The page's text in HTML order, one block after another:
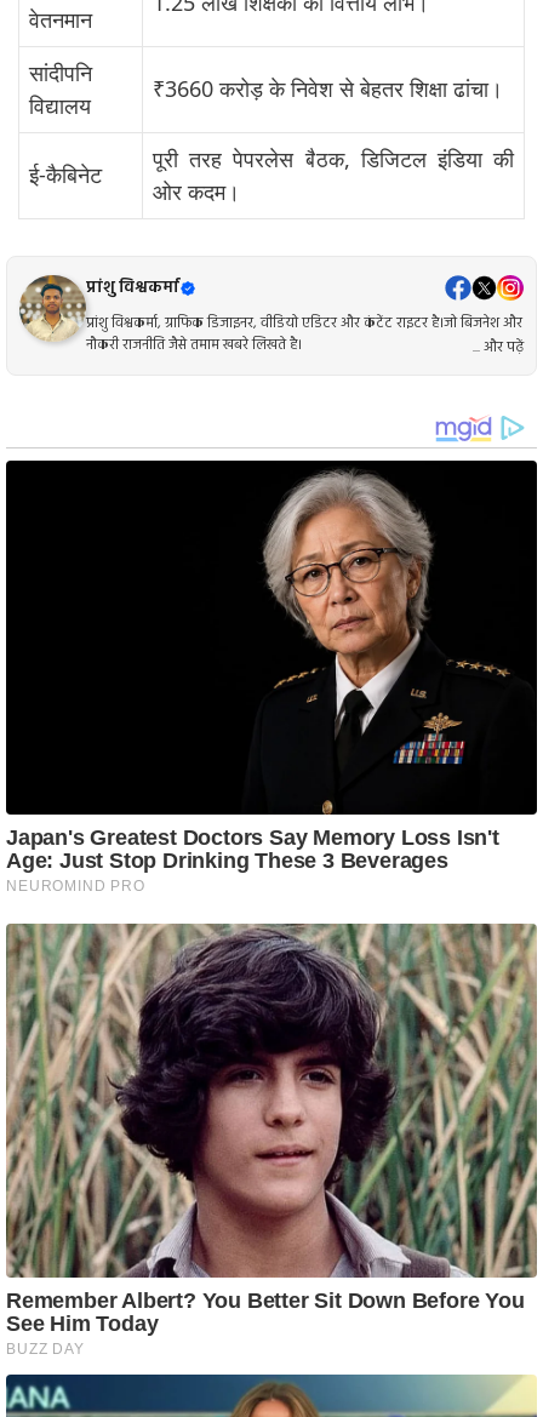
वेतनमान
सांदीपनि
विद्यालय
₹3660 करोड़ के निवेश से बेहतर शिक्षा ढांचा।
ई-कैबिनेट
पूरी तरह पेपरलेस बैठक, डिजिटल इंडिया की
ओर कदम।
प्रांशु विश्वकर्मा
प्रांशु विश्वकर्मा, ग्राफिक डिजाइनर, वीडियो एडिटर और कंटेंट राइटर है।जो बिजनेश और
नौकरी राजनीति जैसे तमाम खबरे लिखते है।
... और पढ़ें